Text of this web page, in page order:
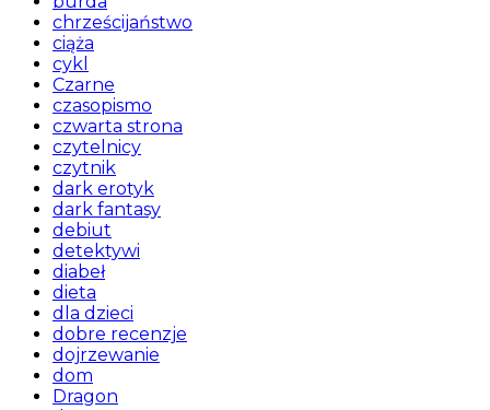
chrześcijaństwo
ciąża
cykl
Czarne
czasopismo
czwarta strona
czytelnicy
czytnik
dark erotyk
dark fantasy
debiut
detektywi
diabeł
dieta
dla dzieci
dobre recenzje
dojrzewanie
dom
Dragon